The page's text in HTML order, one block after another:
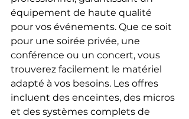
équipement de haute qualité
pour vos événements. Que ce soit
pour une soirée privée, une
conférence ou un concert, vous
trouverez facilement le matériel
adapté à vos besoins. Les offres
incluent des enceintes, des micros
et des systèmes complets de